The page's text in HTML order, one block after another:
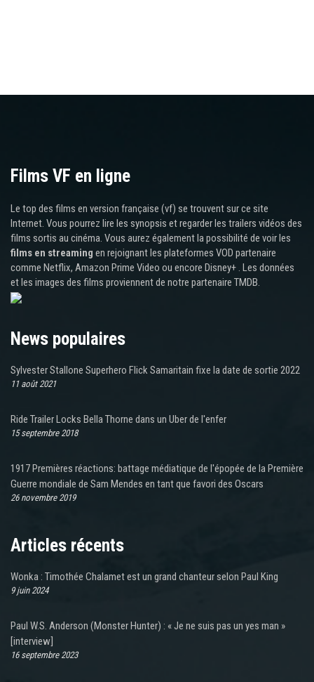
Films VF en ligne
Le top des films en version française (vf) se trouvent sur ce site
Internet. Vous pourrez lire les synopsis et regarder les trailers vidéos des
films sortis au cinéma. Vous aurez également la possibilité de voir les
films en streaming en rejoignant les plateformes VOD partenaire
comme Netflix, Amazon Prime Video ou encore Disney+ . Les données
et les images des films proviennent de notre partenaire TMDB.
News populaires
Sylvester Stallone Superhero Flick Samaritain fixe la date de sortie 2022
11 août 2021
Ride Trailer Locks Bella Thorne dans un Uber de l'enfer
15 septembre 2018
1917 Premières réactions: battage médiatique de l'épopée de la Première
Guerre mondiale de Sam Mendes en tant que favori des Oscars
26 novembre 2019
Articles récents
Wonka : Timothée Chalamet est un grand chanteur selon Paul King
9 juin 2024
Paul W.S. Anderson (Monster Hunter) : « Je ne suis pas un yes man »
[interview]
16 septembre 2023